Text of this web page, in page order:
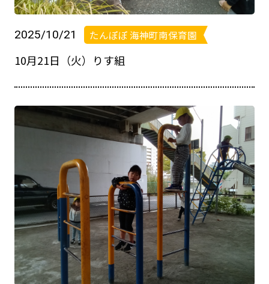
2025/10/21 たんぽぽ 海神町南保育園
10月21日（火）りす組